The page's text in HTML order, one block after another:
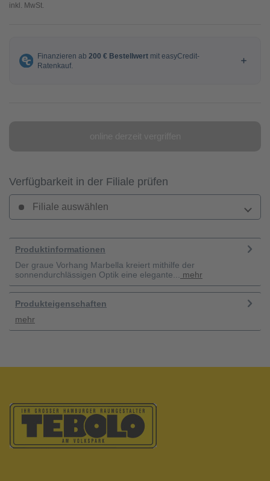
inkl. MwSt.
Verfügbarkeit in der Filiale prüfen
Filiale auswählen
Produktinformationen
Der graue Vorhang Marbella kreiert mithilfe der
sonnendurchlässigen Optik eine elegante...
mehr
Produkteigenschaften
mehr